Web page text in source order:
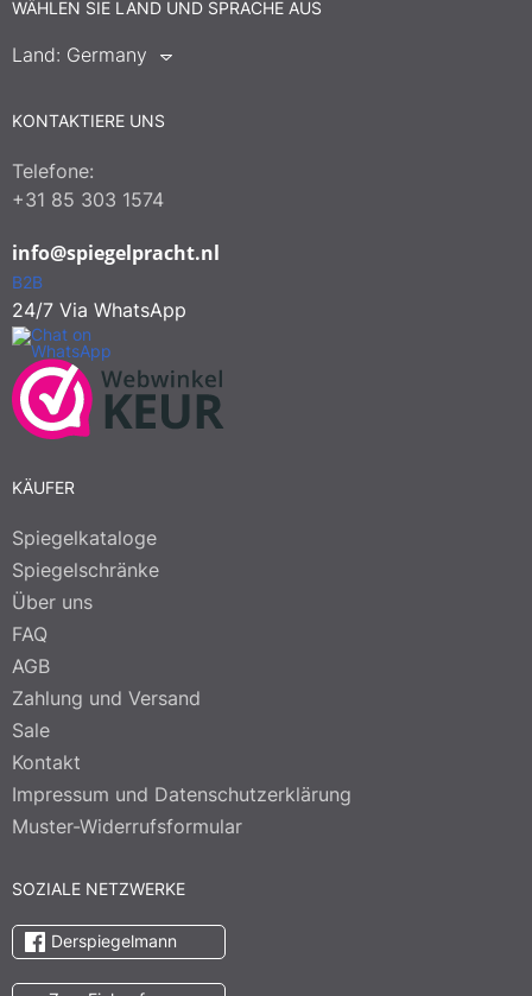
WÄHLEN SIE LAND UND SPRACHE AUS
Land: Germany
KONTAKTIERE UNS
Telefone:
+31 85 303 1574
info@spiegelpracht.nl
B2B
24/7 Via WhatsApp
KÄUFER
Spiegelkataloge
Spiegelschränke
Über uns
FAQ
AGB
Zahlung und Versand
Sale
Kontakt
Impressum und Datenschutzerklärung
Muster-Widerrufsformular
SOZIALE NETZWERKE
Derspiegelmann